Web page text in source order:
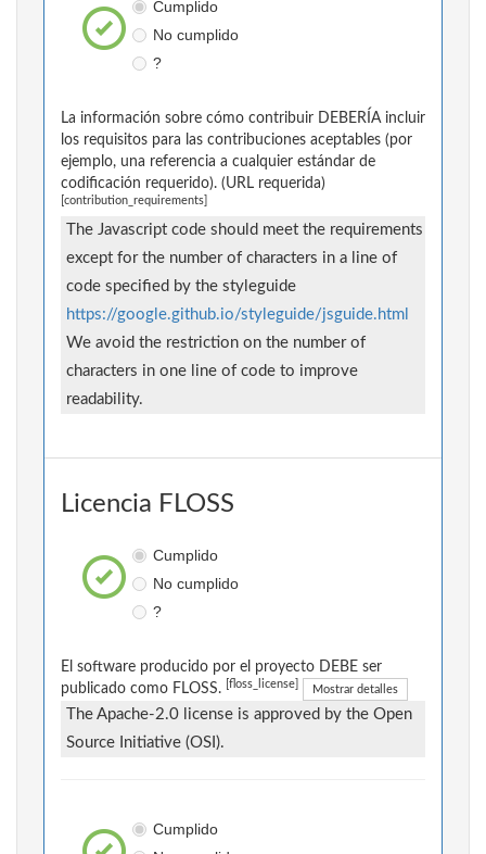
Cumplido
No cumplido
?
La información sobre cómo contribuir DEBERÍA incluir
los requisitos para las contribuciones aceptables (por
ejemplo, una referencia a cualquier estándar de
codificación requerido). (URL requerida)
[contribution_requirements]
The Javascript code should meet the requirements
except for the number of characters in a line of
code specified by the styleguide
https://google.github.io/styleguide/jsguide.html
We avoid the restriction on the number of
characters in one line of code to improve
readability.
Licencia FLOSS
Cumplido
No cumplido
?
El software producido por el proyecto DEBE ser
publicado como FLOSS.
[floss_license] Mostrar detalles
The Apache-2.0 license is approved by the Open
Source Initiative (OSI).
Cumplido